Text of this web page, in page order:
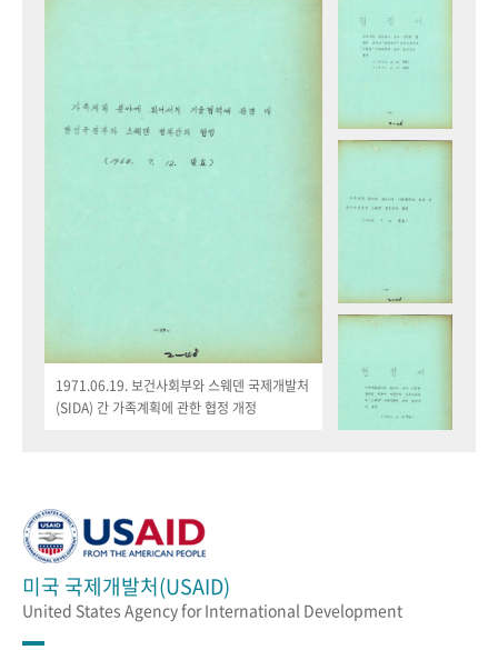
1971.06.19. 보건사회부와 스웨덴 국제개발처
(SIDA) 간 가족계획에 관한 협정 개정
미국 국제개발처(USAID)
United States Agency for International Development